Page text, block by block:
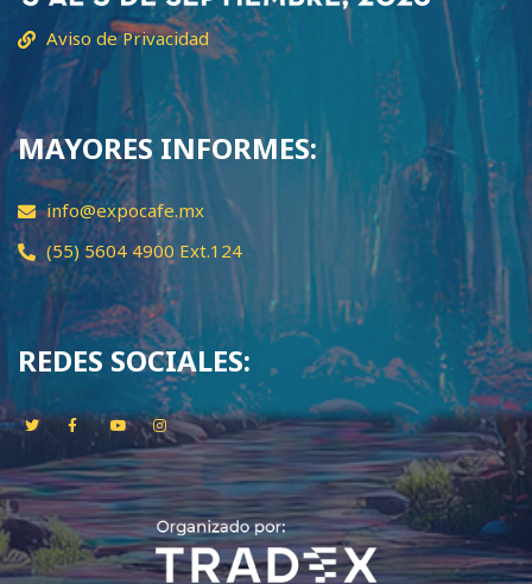
Aviso de Privacidad
MAYORES INFORMES:
info@expocafe.mx
(55) 5604 4900 Ext.124
REDES SOCIALES: